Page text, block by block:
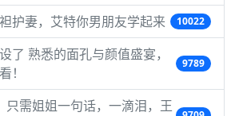
护妻，艾特你男朋友学起来 10022
了 熟悉的面孔与颜值盛宴，
！
9789
只需姐姐一句话，一滴泪，王